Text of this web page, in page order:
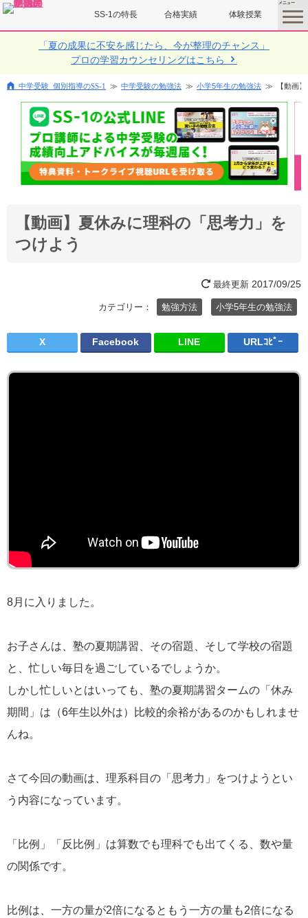
体験授業
合格実績
SS-1の特長
toggle
menu
「夏の成果に不安を感じたら、今が整理のチャンス」
プロの学習カウンセリングはこちら
中学受験 個別指導のSS-1 中学受験の勉強法 小学5年生の勉強法 【動画
【動画】夏休みに理科の「思考力」を
つけよう
最終更新 2017/09/25
カテゴリー： 勉強方法 小学5年生の勉強法
X Facebook LINE URLｺﾋﾟｰ
8月に入りました。
お子さんは、塾の夏期講習、その宿題、そして学校の宿題
と、忙しい毎日を過ごしているでしょうか。
しかし忙しいとはいっても、塾の夏期講習タームの「休み
期間」は（6年生以外は）比較的余裕があるのかもしれませ
んね。
さて今回の動画は、理系科目の「思考力」をつけようとい
う内容になっています。
「比例」「反比例」は算数でも理科でも出てくる、数や量
の関係です。
比例は、一方の量が2倍になるともう一方の量も2倍になる